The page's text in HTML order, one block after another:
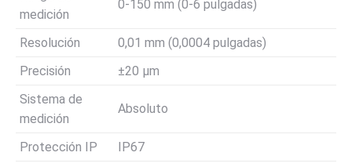
medición
0-150 mm (0-6 pulgadas)
Resolución
0,01 mm (0,0004 pulgadas)
Precisión
±20 µm
Sistema de
medición
Absoluto
Protección IP IP67